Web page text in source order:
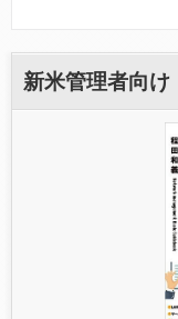
新米管理者向け